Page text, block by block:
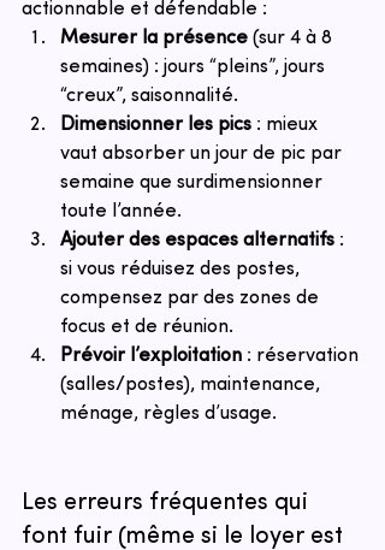
actionnable et défendable :
Mesurer la présence (sur 4 à 8
semaines) : jours “pleins”, jours
“creux”, saisonnalité.
Dimensionner les pics : mieux
vaut absorber un jour de pic par
semaine que surdimensionner
toute l’année.
Ajouter des espaces alternatifs :
si vous réduisez des postes,
compensez par des zones de
focus et de réunion.
Prévoir l’exploitation : réservation
(salles/postes), maintenance,
ménage, règles d’usage.
Les erreurs fréquentes qui
font fuir (même si le loyer est